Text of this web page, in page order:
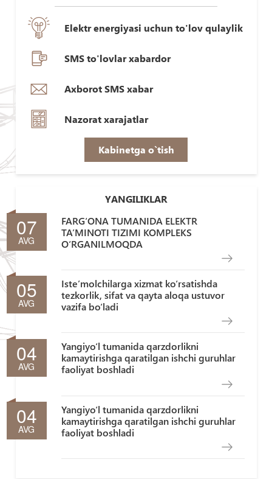
Elektr energiyasi uchun to'lov qulaylik
SMS to'lovlar xabardor
Axborot SMS xabar
Nazorat xarajatlar
Kabinetga o`tish
YANGILIKLAR
07
AVG
FARG‘ONA TUMANIDA ELEKTR
TA’MINOTI TIZIMI KOMPLEKS
O‘RGANILMOQDA
05
AVG
Iste’molchilarga xizmat ko‘rsatishda
tezkorlik, sifat va qayta aloqa ustuvor
vazifa bo‘ladi
04
AVG
Yangiyo‘l tumanida qarzdorlikni
kamaytirishga qaratilgan ishchi guruhlar
faoliyat boshladi
04
AVG
Yangiyo‘l tumanida qarzdorlikni
kamaytirishga qaratilgan ishchi guruhlar
faoliyat boshladi